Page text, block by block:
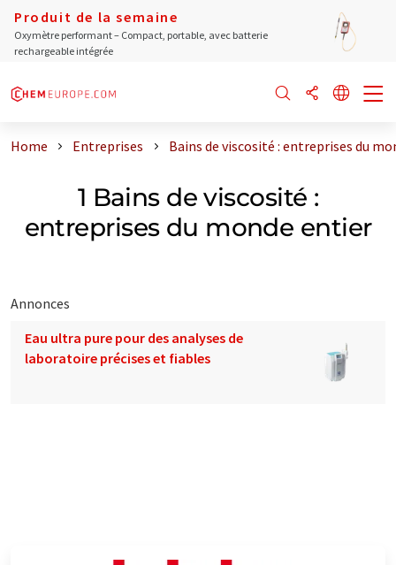
Produit de la semaine
Oxymètre performant – Compact, portable, avec batterie
rechargeable intégrée
Home Entreprises Bains de viscosité : entreprises du
1 Bains de viscosité :
entreprises du monde entier
Annonces
Eau ultra pure pour des analyses de
laboratoire précises et fiables